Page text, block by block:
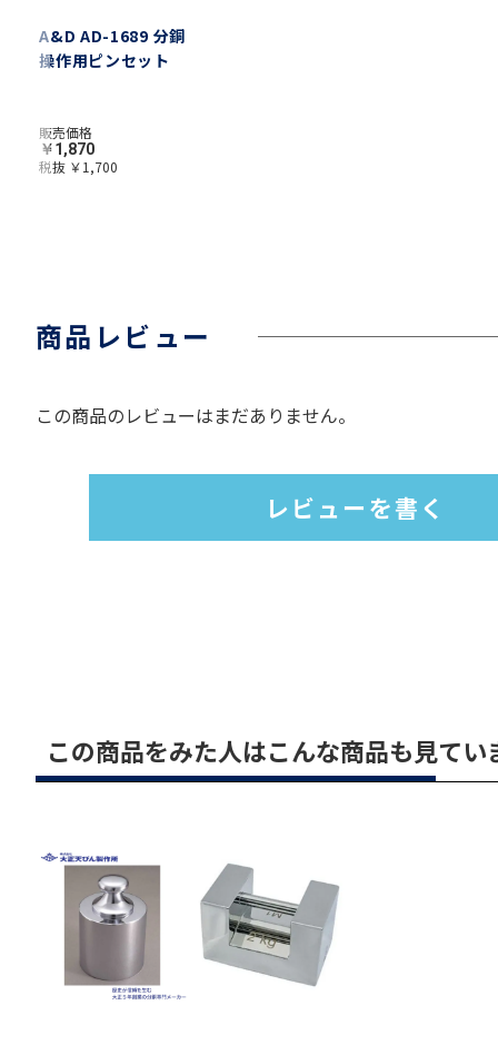
A&D AD-1689 分銅
操作用ピンセット
販売価格
￥1,870
税抜 ￥1,700
商品レビュー
この商品のレビューはまだありません。
レビューを書く
この商品をみた人はこんな商品も見てい